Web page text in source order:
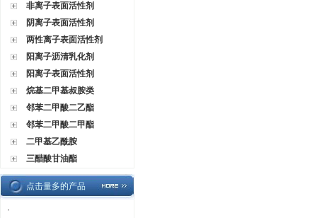
非离子表面活性剂
阴离子表面活性剂
两性离子表面活性剂
阳离子沥清乳化剂
阳离子表面活性剂
烷基二甲基叔胺类
邻苯二甲酸二乙酯
邻苯二甲酸二甲酯
二甲基乙酰胺
三醋酸甘油酯
点击量多的产品
·